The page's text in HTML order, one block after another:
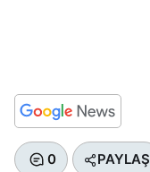
0 PAYLAŞ